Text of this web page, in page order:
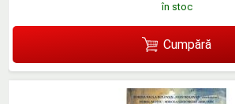
în stoc
Cumpără